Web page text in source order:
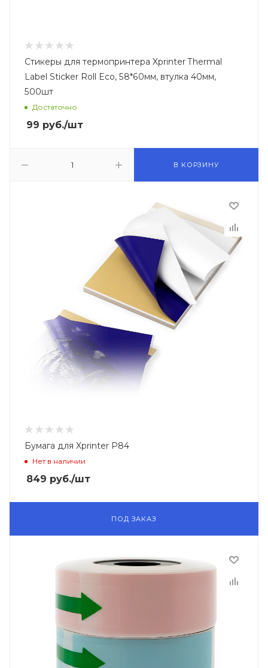
Стикеры для термопринтера Xprinter Thermal
Label Sticker Roll Eco, 58*60мм, втулка 40мм,
500шт
Достаточно
99 руб./шт
В КОРЗИНУ
Бумага для Xprinter P84
Нет в наличии
849 руб./шт
ПОД ЗАКАЗ